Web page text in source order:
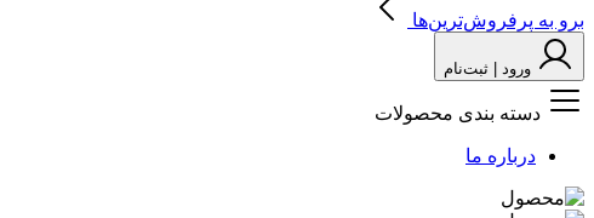
برو به پرفروش‌ترین‌ها
ورود | ثبت‌نام
دسته بندی محصولات
درباره ما